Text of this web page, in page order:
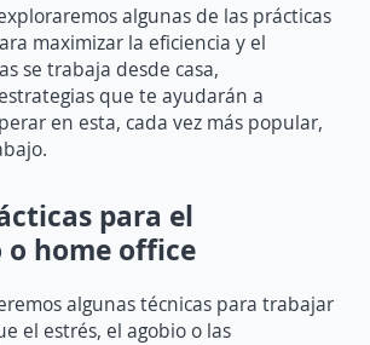
algunas de las prácticas
maximizar la eficiencia y el
se trabaja desde casa,
que te ayudarán a
en esta, cada vez más popular,
para el
home office
algunas técnicas para trabajar
el estrés, el agobio o las